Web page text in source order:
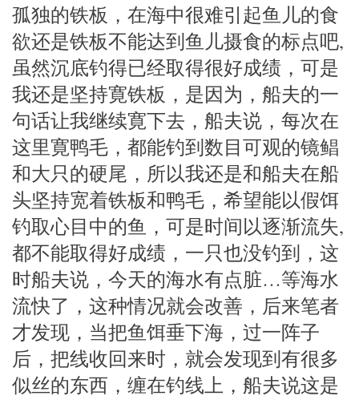
孤独的铁板，在海中很难引起鱼儿的食
欲还是铁板不能达到鱼儿摄食的标点吧,
虽然沉底钓得已经取得很好成绩，可是
我还是坚持寛铁板，是因为，船夫的一
句话让我继续寛下去，船夫说，每次在
这里寛鸭毛，都能钓到数目可观的镜鲳
和大只的硬尾，所以我还是和船夫在船
头坚持宽着铁板和鸭毛，希望能以假饵
钓取心目中的鱼，可是时间以逐渐流失,
都不能取得好成绩，一只也没钓到，这
时船夫说，今天的海水有点脏…等海水
流快了，这种情况就会改善，后来笔者
才发现，当把鱼饵垂下海，过一阵子
后，把线收回来时，就会发现到有很多
似丝的东西，缠在钓线上，船夫说这是